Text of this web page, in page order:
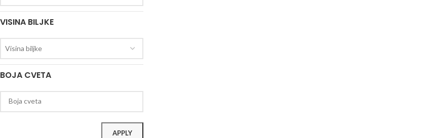
VISINA BILJKE
Visina biljke
BOJA CVETA
APPLY